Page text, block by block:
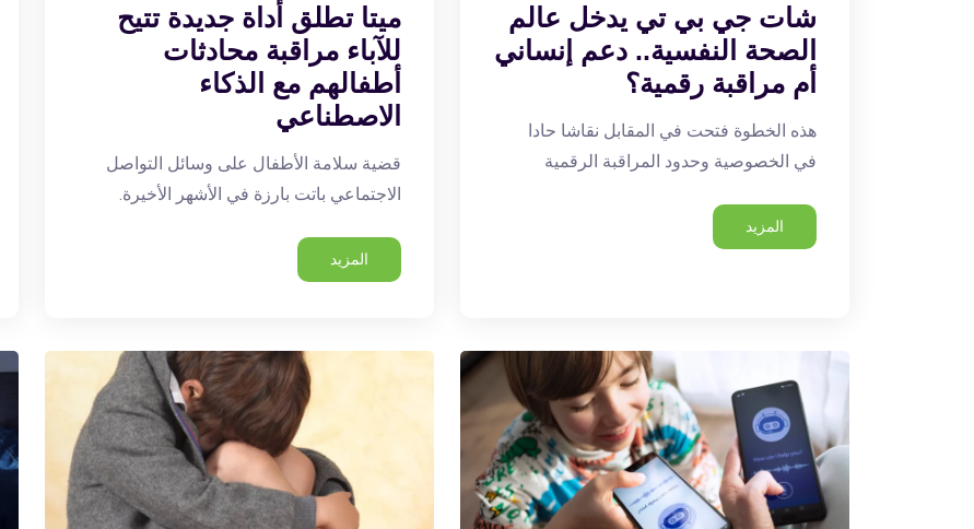
شات جي بي تي يدخل عالم
الصحة النفسية.. دعم إنساني
أم مراقبة رقمية؟
هذه الخطوة فتحت في المقابل نقاشا حادا
في الخصوصية وحدود المراقبة الرقمية
المزيد
ميتا تطلق أداة جديدة تتيح
للآباء مراقبة محادثات
أطفالهم مع الذكاء
الاصطناعي
قضية سلامة الأطفال على وسائل التواصل
الاجتماعي باتت بارزة في الأشهر الأخيرة.
المزيد